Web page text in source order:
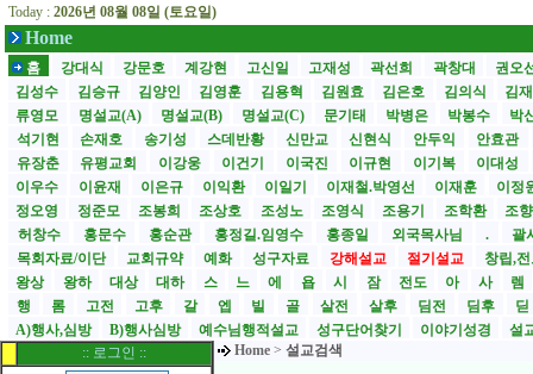
Today : 2026년 08월 08일 (토요일)
Home
홈 강대식 강문호 계강현 고신일 고재성 곽선희 곽창대
권오
김성수
김승규 김양인 김영훈 김용혁 김원효 김은호 김의식
김
류영모
명설교(A) 명설교(B) 명설교(C) 문기태 박병은 박봉수
박
석기현
손재호 송기성 스데반황 신만교 신현식 안두익
안효관
유장춘
유평교회 이강웅 이건기 이국진 이규현 이기복
이대성
이우수
이윤재 이은규 이익환 이일기 이재철.박영선 이재훈
이정
정오영
정준모 조봉희 조상호 조성노 조영식 조용기 조학환
조
허창수
홍문수 홍순관 홍정길.임영수 홍종일 외국목사님 .
괄
목회자료/이단
교회규약 예화 성구자료 강해설교 절기설교
창립,
왕상
왕하 대상 대하 스 느 에 욥 시 잠 전도 아 사
렘
행
롬 고전 고후 갈 엡 빌 골 살전 살후 딤전 딤후
딛
A)행사,심방
B)행사심방 예수님행적설교 성구단어찾기 이야기성경
설
:: 로그인 ::
Home > 설교검색